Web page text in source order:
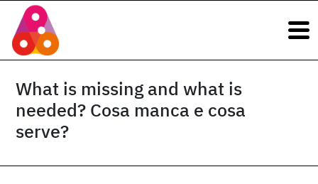
Vai al contenuto
Navigazione principale
Navigazione principale
What is missing and what is
needed? Cosa manca e cosa
serve?